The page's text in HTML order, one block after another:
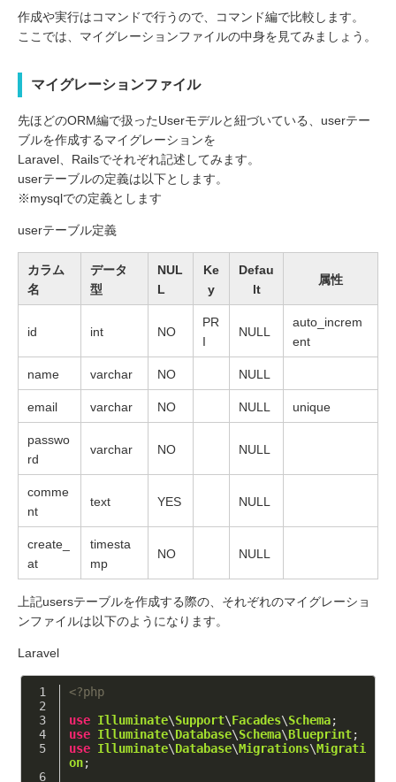
作成や実行はコマンドで行うので、コマンド編で比較します。
ここでは、マイグレーションファイルの中身を見てみましょう。
マイグレーションファイル
先ほどのORM編で扱ったUserモデルと紐づいている、userテー
ブルを作成するマイグレーションを
Laravel、Railsでそれぞれ記述してみます。
userテーブルの定義は以下とします。
※mysqlでの定義とします
userテーブル定義
カラム
名
データ
型
NUL
L
Ke
y
Defau
lt
属性
id int NO
PR
I
NULL
auto_increm
ent
name varchar NO NULL
email varchar NO NULL unique
passwo
rd
varchar NO NULL
comme
nt
text YES NULL
create_
at
timesta
mp
NO NULL
上記usersテーブルを作成する際の、それぞれのマイグレーショ
ンファイルは以下のようになります。
Laravel
<?php
use Illuminate\Support\Facades\Schema;
use Illuminate\Database\Schema\Blueprint;
use Illuminate\Database\Migrations\Migrati
on;